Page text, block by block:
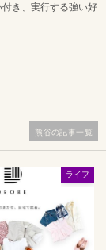
き、実行する強い好
ライフ
熊谷の記事一覧